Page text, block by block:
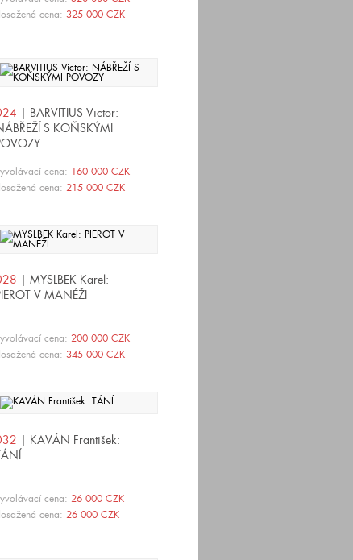
cena: 325 000 CZK
| BARVITIUS Victor:
S KOŇSKÝMI
cena: 160 000 CZK
cena: 215 000 CZK
| MYSLBEK Karel:
V MANÉŽI
cena: 200 000 CZK
cena: 345 000 CZK
| KAVÁN František:
cena: 26 000 CZK
cena: 26 000 CZK